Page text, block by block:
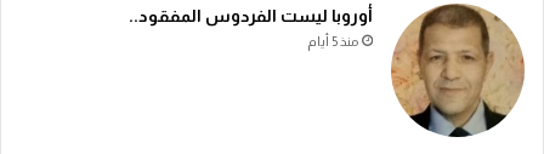
أوروبا ليست الفردوس المفقود..
منذ 5 أيام